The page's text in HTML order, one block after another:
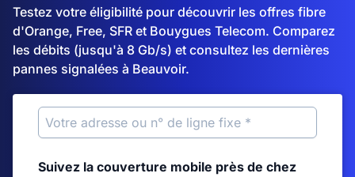
Testez votre éligibilité pour découvrir les offres fibre
d'Orange, Free, SFR et Bouygues Telecom. Comparez
les débits (jusqu'à 8 Gb/s) et consultez les dernières
pannes signalées à Beauvoir.
Suivez la couverture mobile près de chez